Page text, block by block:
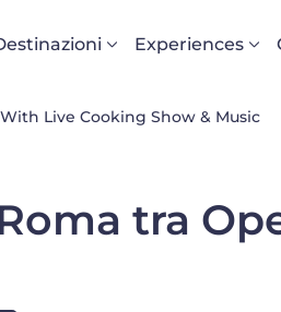
Experiences
Live Cooking Show & Music
tra